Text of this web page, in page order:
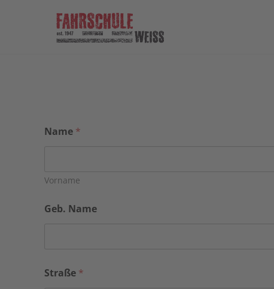
Name *
Vorname
Geb. Name
Straße *